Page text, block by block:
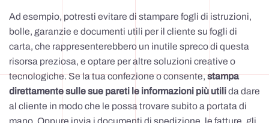
Ad esempio, potresti evitare di stampare fogli di istruzioni,
bolle, garanzie e documenti utili per il cliente su fogli di
carta, che rappresenterebbero un inutile spreco di questa
risorsa preziosa, e optare per altre soluzioni creative o
tecnologiche. Se la tua confezione o consente,stampa
direttamente sulle sue pareti le informazioni più utilida dare
al cliente in modo che le possa trovare subito a portata di
mano. Oppure invia i documenti di spedizione, le fatture, gli